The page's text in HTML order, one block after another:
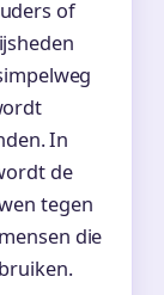
of
In
de
tegen
die